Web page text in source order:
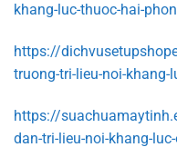
khang-luc-thuoc-hai-
https://
truong-tri-lieu-noi-
https://
dan-tri-lieu-noi-khang-